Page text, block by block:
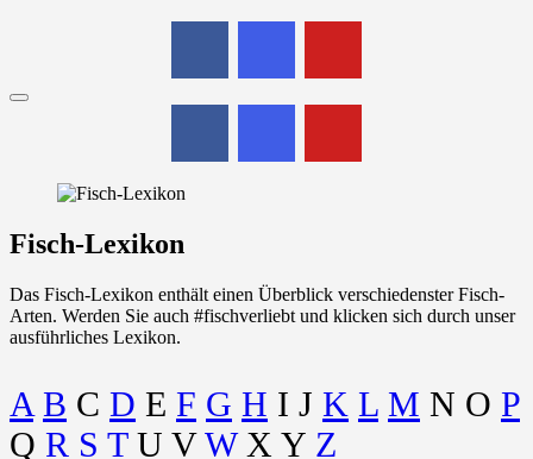
Menu
Fisch-Lexikon
Das Fisch-Lexikon enthält einen Überblick verschiedenster Fisch-
Arten. Werden Sie auch #fischverliebt und klicken sich durch unser
ausführliches Lexikon.
A B C D E F G H I J K L M N O P
Q R S TU VWX Y Z